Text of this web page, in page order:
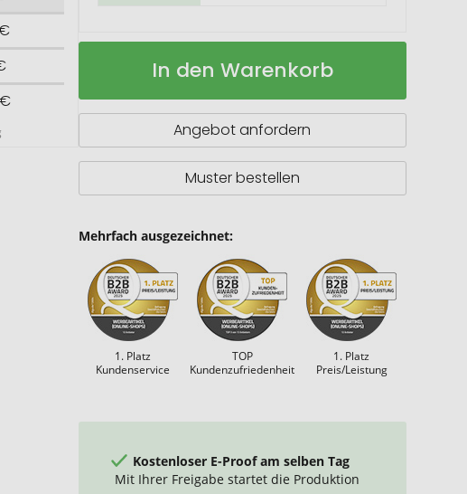
Tromso
Auf
In den Warenkorb
Angebot anfordern
Muster bestellen
Mehrfach ausgezeichnet:
1. Platz
Kundenservice
TOP
Kundenzufriedenheit
1. Platz
Preis/Leistung
Kostenloser E-Proof am selben Tag
Mit Ihrer Freigabe startet die Produktion